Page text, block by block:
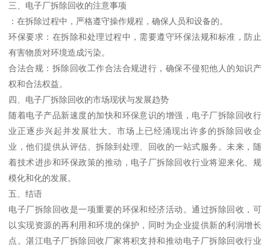
三、电子厂拆除回收的注意事项
：在拆除过程中，严格遵守操作规程，确保人员和设备的。
环保要求：在拆除和处理过程中，需要遵守环保法规和标准，防止
有害物质对环境造成污染。
合法合规：拆除回收工作合法合规进行，确保不侵犯他人的知识产
权和合法权益。
四、电子厂拆除回收的市场现状与发展趋势
随着电子产品新速度的加快和环保意识的增强，电子厂拆除回收行
业正逐步兴起并发展壮大。市场上已经涌现出许多的拆除回收企
业，他们提供从评估、拆除到处理、回收的一站式服务。未来，随
着技术进步和环保政策的推动，电子厂拆除回收行业将迎来化、规
模化和化的发展。
五、结语
电子厂拆除回收是一项重要的环保和经济活动。通过拆除回收，可
以实现资源的再利用和环境的保护，同时为企业提供新的利润增长
点。湛江电子厂拆除回收厂家将积支持和推动电子厂拆除回收行业